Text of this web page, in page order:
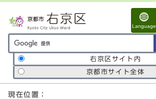
Language
サイト内検索の範囲
右京区サイト内
京都市サイト全体
ここから本文です
現在位置：